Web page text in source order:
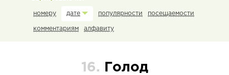
номеру дате популярности посещаемости
комментариям алфавиту
16. Голод